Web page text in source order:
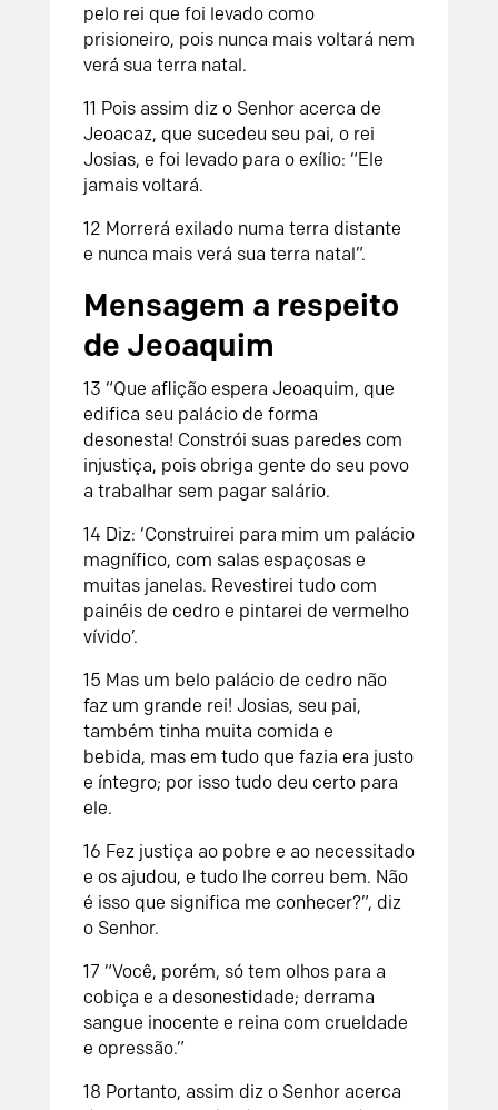
pelo rei que foi levado como
prisioneiro, pois nunca mais voltará nem
verá sua terra natal.
11 Pois assim diz o Senhoracerca de
Jeoacaz, que sucedeu seu pai, o rei
Josias, e foi levado para o exílio: “Ele
jamais voltará.
12 Morrerá exilado numa terra distante
e nunca mais verá sua terra natal”.
Mensagem a respeito
de Jeoaquim
13 “Que aflição espera Jeoaquim, que
edifica seu palácio de forma
desonesta! Constrói suas paredes com
injustiça, pois obriga gente do seu povo
a trabalhar sem pagar salário.
14 Diz: ‘Construirei para mim um palácio
magnífico, com salas espaçosas e
muitas janelas. Revestirei tudo com
painéis de cedro e pintarei de vermelho
vívido’.
15 Mas um belo palácio de cedro não
faz um grande rei! Josias, seu pai,
também tinha muita comida e
bebida, mas em tudo que fazia era justo
e íntegro; por isso tudo deu certo para
ele.
16 Fez justiça ao pobre e ao necessitado
e os ajudou, e tudo lhe correu bem. Não
é isso que significa me conhecer?”, diz
o Senhor.
17 “Você, porém, só tem olhos para a
cobiça e a desonestidade; derrama
sangue inocente e reina com crueldade
e opressão.”
18 Portanto, assim diz o Senhoracerca